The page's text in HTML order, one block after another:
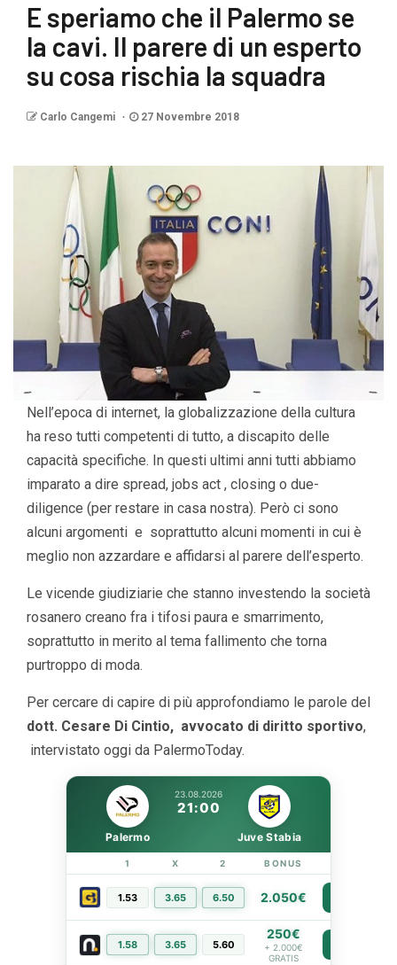
E speriamo che il Palermo se
la cavi. Il parere di un esperto
su cosa rischia la squadra
Carlo Cangemi 27 Novembre 2018
Nell’epoca di internet, la globalizzazione della cultura
ha reso tutti competenti di tutto, a discapito delle
capacità specifiche. In questi ultimi anni tutti abbiamo
imparato a dire spread, jobs act , closing o due-
diligence (per restare in casa nostra). Però ci sono
alcuni argomenti e soprattutto alcuni momenti in cui è
meglio non azzardare e affidarsi al parere dell’esperto.
Le vicende giudiziarie che stanno investendo la società
rosanero creano fra i tifosi paura e smarrimento,
soprattutto in merito al tema fallimento che torna
purtroppo di moda.
Per cercare di capire di più approfondiamo le parole del
dott. Cesare Di Cintio, avvocato di diritto sportivo,
intervistato oggi da PalermoToday.
23.08.2026
21:00
Palermo Juve Stabia
1 X 2 BONUS
1.53 3.65 6.50 2.050€
1.58 3.65 5.60
250€
+ 2.000€
GRATIS